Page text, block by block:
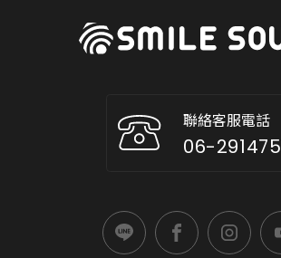
聯絡客服電話
06-